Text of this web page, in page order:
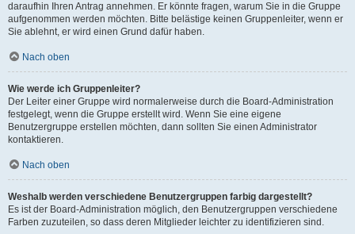
daraufhin Ihren Antrag annehmen. Er könnte fragen, warum Sie in die Gruppe
aufgenommen werden möchten. Bitte belästige keinen Gruppenleiter, wenn er
Sie ablehnt, er wird einen Grund dafür haben.
Nach oben
Wie werde ich Gruppenleiter?
Der Leiter einer Gruppe wird normalerweise durch die Board-Administration
festgelegt, wenn die Gruppe erstellt wird. Wenn Sie eine eigene
Benutzergruppe erstellen möchten, dann sollten Sie einen Administrator
kontaktieren.
Nach oben
Weshalb werden verschiedene Benutzergruppen farbig dargestellt?
Es ist der Board-Administration möglich, den Benutzergruppen verschiedene
Farben zuzuteilen, so dass deren Mitglieder leichter zu identifizieren sind.